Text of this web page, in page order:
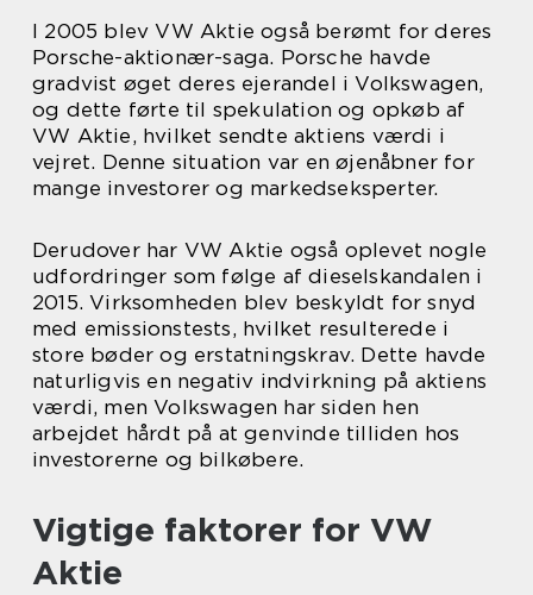
I 2005 blev VW Aktie også berømt for deres
Porsche-aktionær-saga. Porsche havde
gradvist øget deres ejerandel i Volkswagen,
og dette førte til spekulation og opkøb af
VW Aktie, hvilket sendte aktiens værdi i
vejret. Denne situation var en øjenåbner for
mange investorer og markedseksperter.
Derudover har VW Aktie også oplevet nogle
udfordringer som følge af dieselskandalen i
2015. Virksomheden blev beskyldt for snyd
med emissionstests, hvilket resulterede i
store bøder og erstatningskrav. Dette havde
naturligvis en negativ indvirkning på aktiens
værdi, men Volkswagen har siden hen
arbejdet hårdt på at genvinde tilliden hos
investorerne og bilkøbere.
Vigtige faktorer for VW
Aktie